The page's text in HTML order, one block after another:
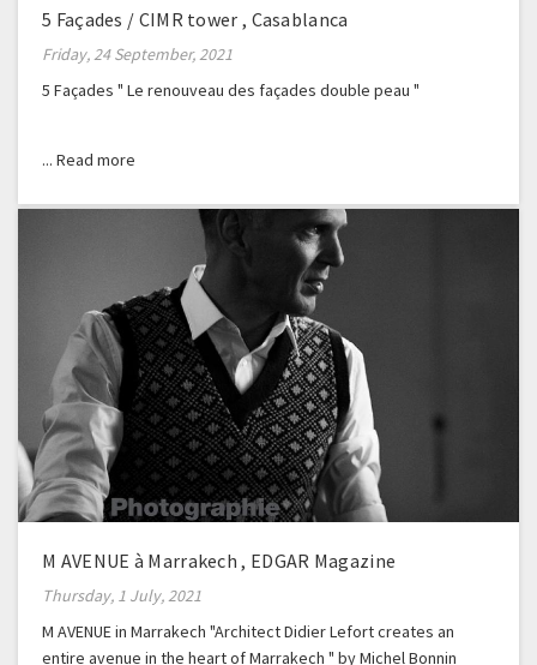
5 Façades / CIMR tower , Casablanca
Friday, 24 September, 2021
5 Façades " Le renouveau des façades double peau "
M AVENUE à Marrakech , EDGAR Magazine
Thursday, 1 July, 2021
M AVENUE in Marrakech "Architect Didier Lefort creates an
entire avenue in the heart of Marrakech " by Michel Bonnin